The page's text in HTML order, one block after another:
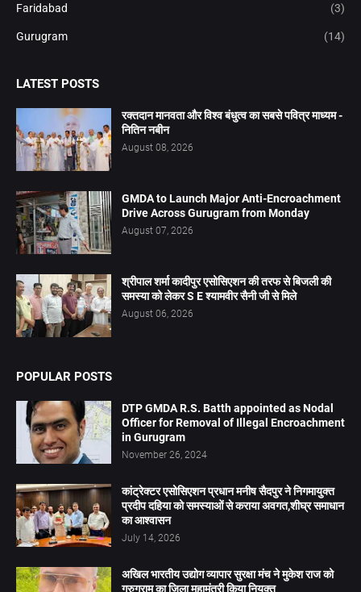
Faridabad (3)
Gurugram (14)
LATEST POSTS
रक्तदान मानवता और विश्व बंधुत्व का सबसे पवित्र माध्यम -
नितिन नबीन
August 08, 2026
GMDA to Launch Major Anti-Encroachment
Drive Across Gurugram from Monday
August 07, 2026
श्रीपाल शर्मा कादीपुर एसोसिएशन की तरफ से बिजली की
समस्या को लेकर S E श्यामवीर सैनी जी से मिले
August 06, 2026
POPULAR POSTS
DTP GMDA R.S. Batth appointed as Nodal
Officer for Removal of Illegal Encroachment
in Gurugram
November 26, 2024
कांट्रेक्टर एसोसिएशन प्रधान मनीष सैदपुर ने निगमायुक्त
प्रदीप दहिया को समस्याओं से कराया अवगत,शीघ्र समाधान
का आश्वासन
July 14, 2026
अखिल भारतीय उद्योग व्यापार सुरक्षा मंच ने मुकेश राज को
गुरुग्राम का जिला महामंत्री किया नियुक्त